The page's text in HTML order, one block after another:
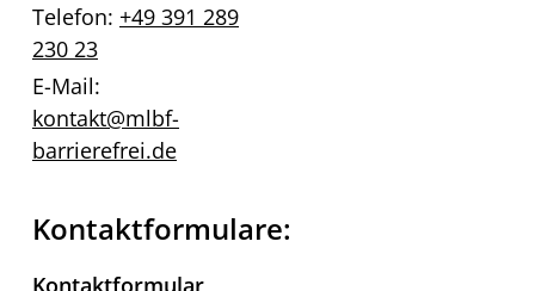
Telefon: +49 391 289
230 23
E-Mail:
kontakt@mlbf-
barrierefrei.de
Kontaktformulare:
Kontaktformular